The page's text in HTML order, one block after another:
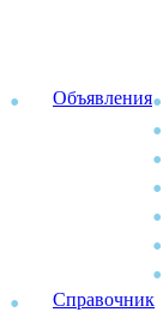
Объявления
Справочник